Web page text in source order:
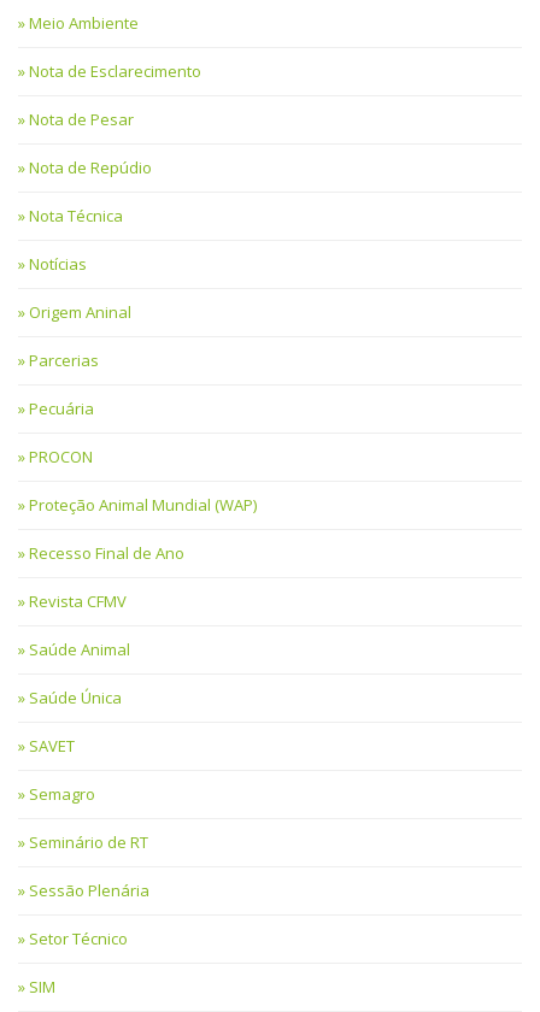
Meio Ambiente
Nota de Esclarecimento
Nota de Pesar
Nota de Repúdio
Nota Técnica
Notícias
Origem Aninal
Parcerias
Pecuária
PROCON
Proteção Animal Mundial (WAP)
Recesso Final de Ano
Revista CFMV
Saúde Animal
Saúde Única
SAVET
Semagro
Seminário de RT
Sessão Plenária
Setor Técnico
SIM